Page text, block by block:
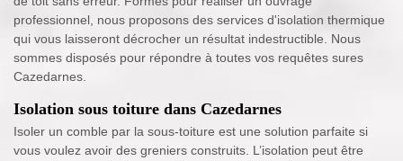
professionnel, nous proposons des services d'isolation thermique
qui vous laisseront décrocher un résultat indestructible. Nous
sommes disposés pour répondre à toutes vos requêtes sures
Cazedarnes.
Isolation sous toiture dans Cazedarnes
Isoler un comble par la sous-toiture est une solution parfaite si
vous voulez avoir des greniers construits. L’isolation peut être